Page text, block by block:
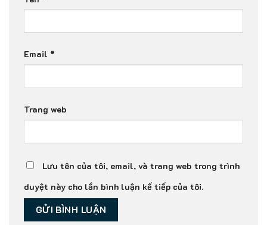
Email *
Trang web
Lưu tên của tôi, email, và trang web trong trình
duyệt này cho lần bình luận kế tiếp của tôi.